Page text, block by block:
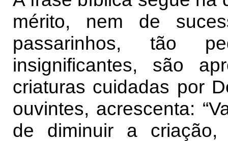
mérito, nem de
passarinhos, tão
insignificantes, são
criaturas cuidadas por
ouvintes, acrescenta:
de diminuir a